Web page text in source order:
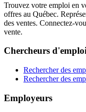
Trouvez votre emploi en
offres au Québec.
des ventes. Connectez-
vente.
Chercheurs
Rechercher des
Rechercher des
Employeurs